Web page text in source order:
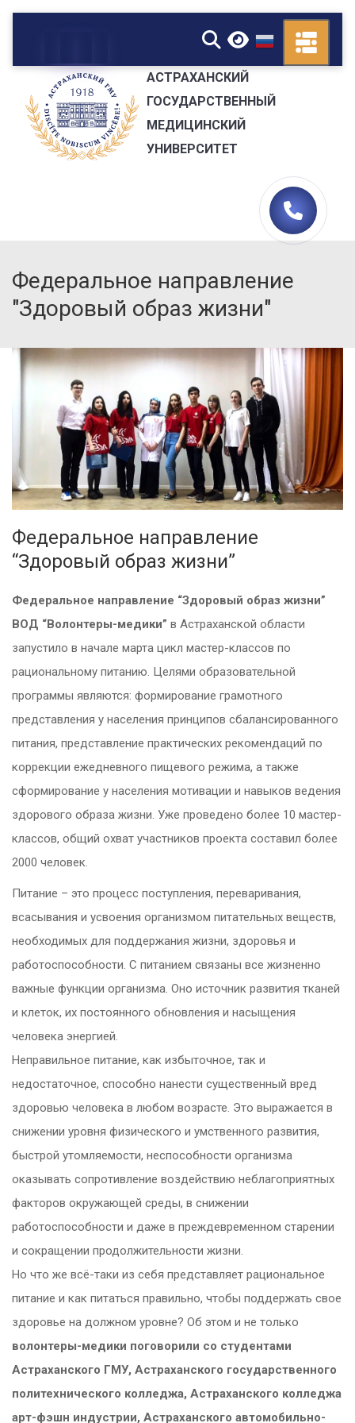
▼
АСТРАХАНСКИЙ
ГОСУДАРСТВЕННЫЙ
МЕДИЦИНСКИЙ
УНИВЕРСИТЕТ
Федеральное направление
"Здоровый образ жизни"
Федеральное направление
“Здоровый образ жизни”
Федеральное направление “Здоровый образ жизни”
ВОД “Волонтеры-медики” в Астраханской области
запустило в начале марта цикл мастер-классов по
рациональному питанию. Целями образовательной
программы являются: формирование грамотного
представления у населения принципов сбалансированного
питания, представление практических рекомендаций по
коррекции ежедневного пищевого режима, а также
сформирование у населения мотивации и навыков ведения
здорового образа жизни. Уже проведено более 10 мастер-
классов, общий охват участников проекта составил более
2000 человек.
Питание – это процесс поступления, переваривания,
всасывания и усвоения организмом питательных веществ,
необходимых для поддержания жизни, здоровья и
работоспособности. С питанием связаны все жизненно
важные функции организма. Оно источник развития тканей
и клеток, их постоянного обновления и насыщения
человека энергией.
Неправильное питание, как избыточное, так и
недостаточное, способно нанести существенный вред
здоровью человека в любом возрасте. Это выражается в
снижении уровня физического и умственного развития,
быстрой утомляемости, неспособности организма
оказывать сопротивление воздействию неблагоприятных
факторов окружающей среды, в снижении
работоспособности и даже в преждевременном старении
и сокращении продолжительности жизни.
Но что же всё-таки из себя представляет рациональное
питание и как питаться правильно, чтобы поддержать свое
здоровье на должном уровне? Об этом и не только
волонтеры-медики поговорили со студентами
Астраханского ГМУ, Астраханского государственного
политехнического колледжа, Астраханского колледжа
арт-фэшн индустрии, Астраханского автомобильно-